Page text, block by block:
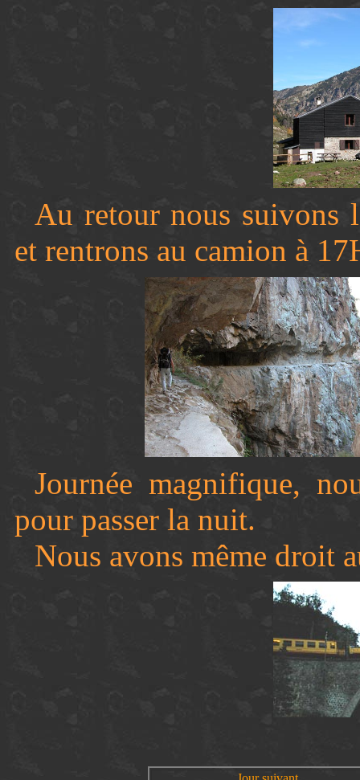
Au retour nous suivons
et rentrons au camion à
Journée magnifique,
pour passer la nuit.
Nous avons même droit